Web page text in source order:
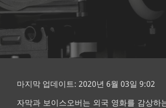
마지막 업데이트: 2020년 6월 03일 9:02
자막과 보이스오버는 외국 영화를 감상하